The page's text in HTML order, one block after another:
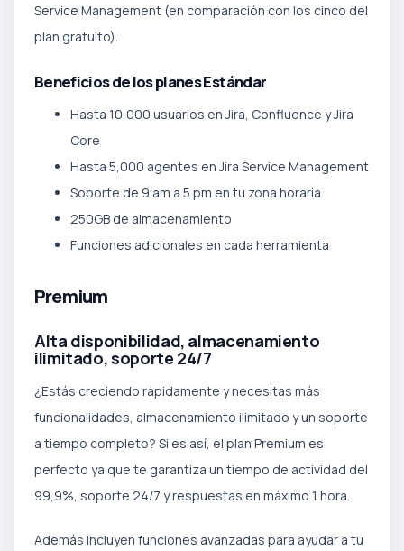
Service Management (en comparación con los cinco del
plan gratuito).
Beneficios de los planes Estándar
Hasta 10,000 usuarios en Jira, Confluence y Jira
Core
Hasta 5,000 agentes en Jira Service Management
Soporte de 9 am a 5 pm en tu zona horaria
250GB de almacenamiento
Funciones adicionales en cada herramienta
Premium
Alta disponibilidad, almacenamiento
ilimitado, soporte 24/7
¿Estás creciendo rápidamente y necesitas más
funcionalidades, almacenamiento ilimitado y un soporte
a tiempo completo? Si es así, el plan Premium es
perfecto ya que te garantiza un tiempo de actividad del
99,9%, soporte 24/7 y respuestas en máximo 1 hora.
Además incluyen funciones avanzadas para ayudar a tu